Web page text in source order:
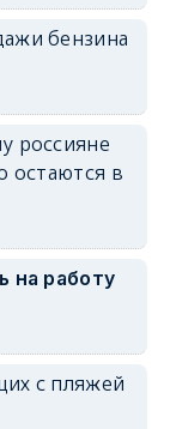
бензина
россияне
остаются в
на работу
с пляжей